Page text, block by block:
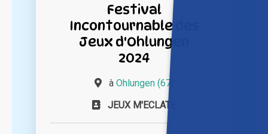
Festival
Incontournable des
Jeux d'Ohlungen
2024
à Ohlungen (67)
JEUX M'ECLATE